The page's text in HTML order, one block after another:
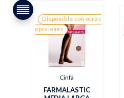
Disponible con otras
opcciones
Cinfa
FARMALASTIC